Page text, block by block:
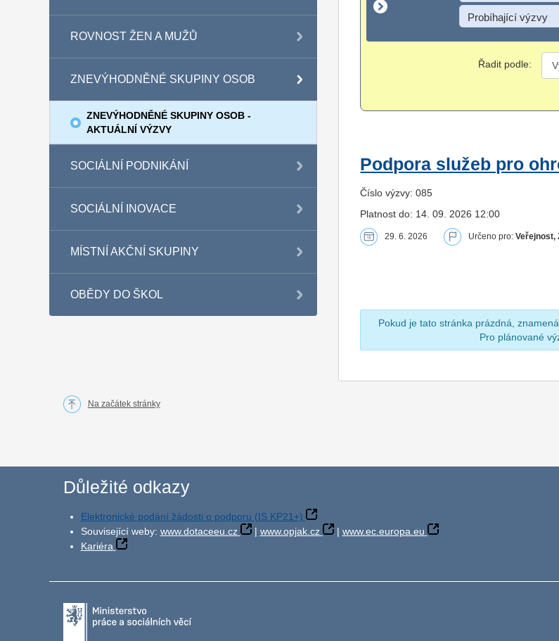
ROVNOST ŽEN A MUŽŮ
ZNEVÝHODNĚNÉ SKUPINY OSOB
ZNEVÝHODNĚNÉ SKUPINY OSOB -
AKTUÁLNÍ VÝZVY
SOCIÁLNÍ PODNIKÁNÍ
SOCIÁLNÍ INOVACE
MÍSTNÍ AKČNÍ SKUPINY
OBĚDY DO ŠKOL
Probíhající výzvy
Řadit podle:
Podpora služeb pro
Číslo výzvy: 085
Platnost do: 14. 09. 2026 12:00
29. 6. 2026 Určeno pro:Veřejnost,
Pokud je tato stránka prázdná,
Pro plánované
Na začátek stránky
Důležité odkazy
Elektronické podání žádosti o podporu (IS KP21+)
Související weby: www.dotaceeu.cz | www.opjak.cz | www.ec.europa.eu
Kariéra